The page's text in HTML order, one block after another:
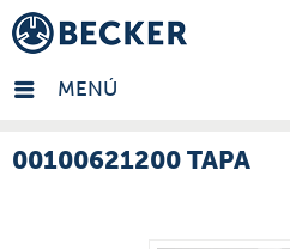
MENÚ
- ES
00100621200 TAPA